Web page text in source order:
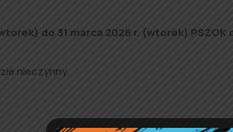
do 31 marca 2026 r. (wtorek) PSZOK
nieczynny.